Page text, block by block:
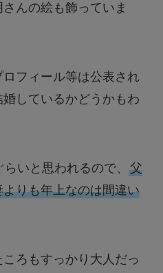
んの絵も飾っていま
フィール等は公表され
しているかどうかもわ
いと思われるので、 父
りも年上なのは間違い
ろもすっかり大人だっ